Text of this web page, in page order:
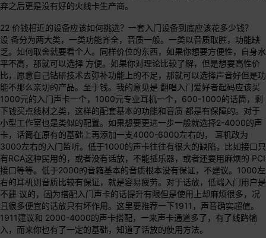
弃之后更是没有好的火线卡生产商。
22 价钱相近的设备应该如何挑选？一套入门设备到底应该花多少钱？
设 备分为两大类，一类功能齐全，音质一般。一类以音质取胜，功能缺
乏。如何取舍就要看个人。同样价位的东西，如果你想要方便性，自身水
平不高，那就可以选择 方便。如果你对理论比较了解，但是想要高性价
比，愿意自己钻研技术去弥补功能上的不足，那就可以选择声音好但是功
能不那么亲切的产品。至于钱。我的意见是 翻唱入门爱好者起码应该买
1000元的入门声卡一个，1000元专业耳机一个，600-1000的话筒，剩
下钱买点线材之类，这样的配套基本的功能和音质 都是有保障的。对于
小型工作室也是类似的配置。如果想要更进一步一般就选择2-4000的声
卡，话筒在原有的基础上再添加一支4000-6000左右的， 耳机改为
3000左右的入门监听。低于1000的声卡往往有很大的缺陷，比如接口只
有RCA这种民用的，或者没有话放，不能插乐器，或者还要用麻烦的 PCI
接口等等。低于2000的音箱基本的音质根本没有保证，不建议。1000左
右的耳机则音质比较有保证，就是容易疲劳。对于话放，低端入门用户是
不建 议的，因为搭配入门声卡的话提升有限但是使用上却麻烦很多，况
且很多便宜的话放只有坏作用。这里要推荐一下1911，声音确实超值。
1911建议和 2000-4000的声卡搭配，一来声卡通道多了，有了线路输
入，而来你也有了一定的基础，知道了话放的使用方法。